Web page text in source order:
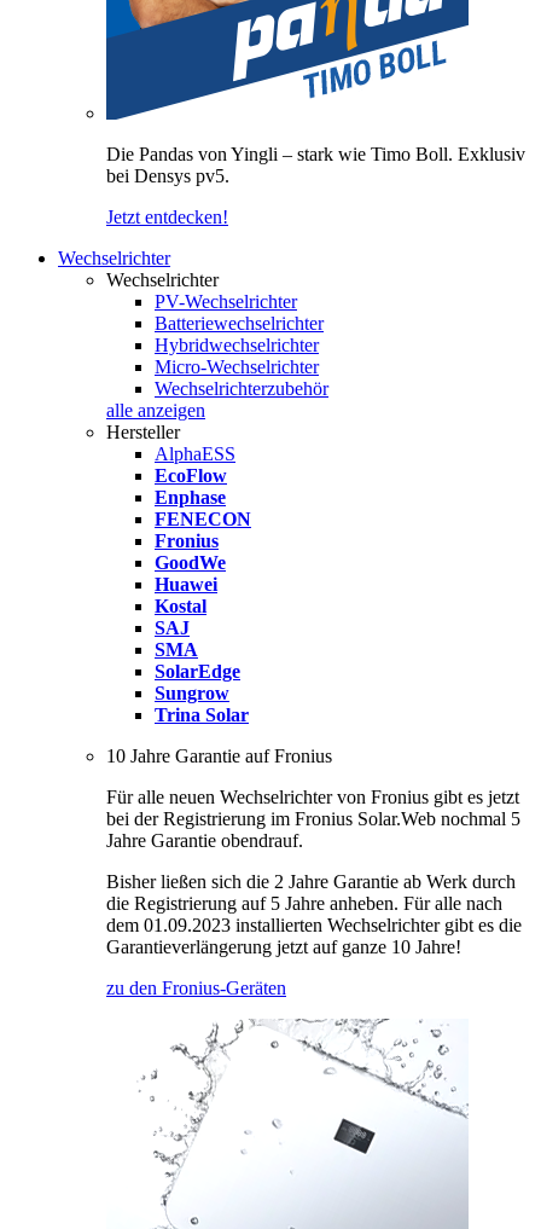
Die Pandas von Yingli – stark wie Timo Boll. Exklusiv
bei Densys pv5.
Jetzt entdecken!
Wechselrichter
Wechselrichter
PV-Wechselrichter
Batteriewechselrichter
Hybridwechselrichter
Micro-Wechselrichter
Wechselrichterzubehör
alle anzeigen
Hersteller
AlphaESS
EcoFlow
Enphase
FENECON
Fronius
GoodWe
Huawei
Kostal
SAJ
SMA
SolarEdge
Sungrow
Trina Solar
10 Jahre Garantie auf Fronius
Für alle neuen Wechselrichter von Fronius gibt es jetzt
bei der Registrierung im Fronius Solar.Web nochmal 5
Jahre Garantie obendrauf.
Bisher ließen sich die 2 Jahre Garantie ab Werk durch
die Registrierung auf 5 Jahre anheben. Für alle nach
dem 01.09.2023 installierten Wechselrichter gibt es die
Garantieverlängerung jetzt auf ganze 10 Jahre!
zu den Fronius-Geräten